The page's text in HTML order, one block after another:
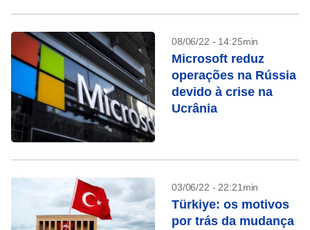
08/06/22 - 14:25min
Microsoft reduz
operações na Rússia
devido à crise na
Ucrânia
03/06/22 - 22:21min
Türkiye: os motivos
por trás da mudança